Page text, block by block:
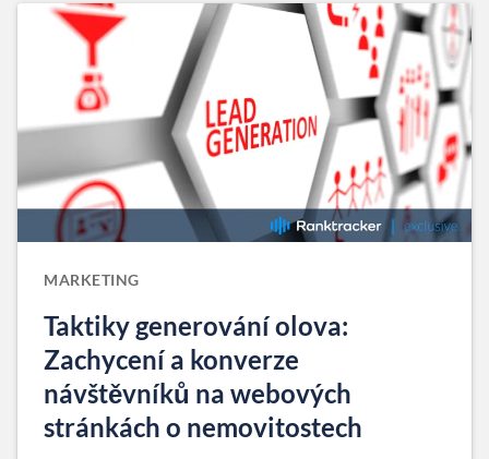
MARKETING
Taktiky generování olova:
Zachycení a konverze
návštěvníků na webových
stránkách o nemovitostech